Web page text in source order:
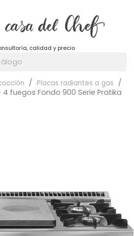
calidad y precio
Placas radiantes a gas
fuegos Fondo 900 Serie Pratika